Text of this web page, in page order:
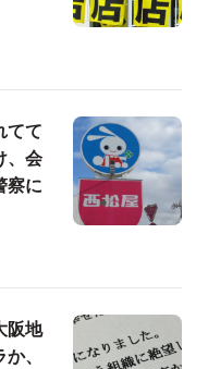
てて
、会
察に
阪地
、